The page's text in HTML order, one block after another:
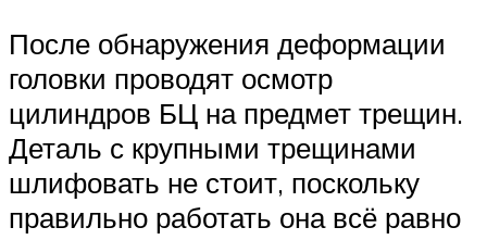
После обнаружения деформации
головки проводят осмотр
цилиндров БЦ на предмет трещин.
Деталь с крупными трещинами
шлифовать не стоит, поскольку
правильно работать она всё равно